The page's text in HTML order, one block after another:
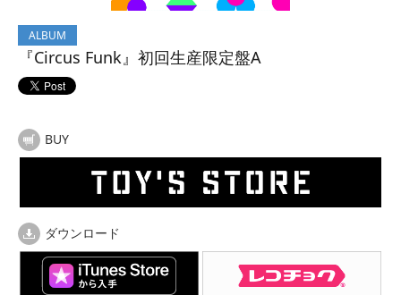
ALBUM
『Circus Funk』初回生産限定盤A
BUY
ダウンロード